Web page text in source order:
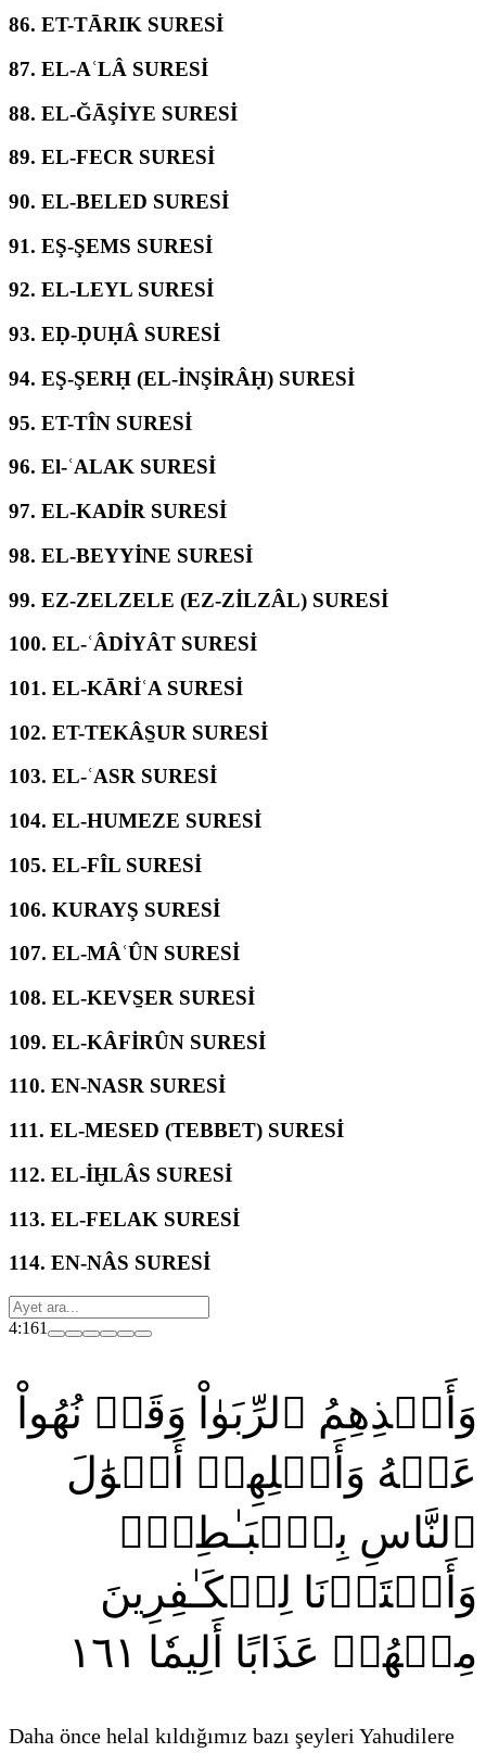
86. ET-TĀRIK SURESİ
87. EL-AʿLÂ SURESİ
88. EL-ĞĀŞİYE SURESİ
89. EL-FECR SURESİ
90. EL-BELED SURESİ
91. EŞ-ŞEMS SURESİ
92. EL-LEYL SURESİ
93. EḌ-ḌUḤÂ SURESİ
94. EŞ-ŞERḤ (EL-İNŞİRÂḤ) SURESİ
95. ET-TÎN SURESİ
96. El-ʿALAK SURESİ
97. EL-KADİR SURESİ
98. EL-BEYYİNE SURESİ
99. EZ-ZELZELE (EZ-ZİLZÂL) SURESİ
100. EL-ʿÂDİYÂT SURESİ
101. EL-KĀRİʿA SURESİ
102. ET-TEKÂS̱UR SURESİ
103. EL-ʿASR SURESİ
104. EL-HUMEZE SURESİ
105. EL-FÎL SURESİ
106. KURAYŞ SURESİ
107. EL-MÂʿÛN SURESİ
108. EL-KEVS̱ER SURESİ
109. EL-KÂFİRÛN SURESİ
110. EN-NASR SURESİ
111. EL-MESED (TEBBET) SURESİ
112. EL-İḪLÂS SURESİ
113. EL-FELAK SURESİ
114. EN-NÂS SURESİ
4:161
وَأَخۡذِهِمُ ٱلرِّبَوٰاْ وَقَدۡ نُهُواْ
عَنۡهُ وَأَكۡلِهِمۡ أَمۡوَٰلَ
ٱلنَّاسِ بِٱلۡبَـٰطِلِۚ
وَأَعۡتَدۡنَا لِلۡكَـٰفِرِينَ
مِنۡهُمۡ عَذَابًا أَلِيمٗا ١٦١
Daha önce helal kıldığımız bazı şeyleri Yahudilere